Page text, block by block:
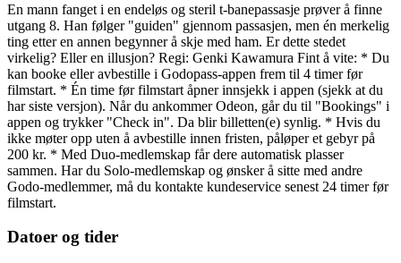
En mann fanget i en endeløs og steril t-banepassasje prøver å finne
utgang 8. Han følger "guiden" gjennom passasjen, men én merkelig
ting etter en annen begynner å skje med ham. Er dette stedet
virkelig? Eller en illusjon? Regi: Genki Kawamura Fint å vite: * Du
kan booke eller avbestille i Godopass-appen frem til 4 timer før
filmstart. * Én time før filmstart åpner innsjekk i appen (sjekk at du
har siste versjon). Når du ankommer Odeon, går du til "Bookings" i
appen og trykker "Check in". Da blir billetten(e) synlig. * Hvis du
ikke møter opp uten å avbestille innen fristen, påløper et gebyr på
200 kr. * Med Duo-medlemskap får dere automatisk plasser
sammen. Har du Solo-medlemskap og ønsker å sitte med andre
Godo-medlemmer, må du kontakte kundeservice senest 24 timer før
filmstart.
Datoer og tider